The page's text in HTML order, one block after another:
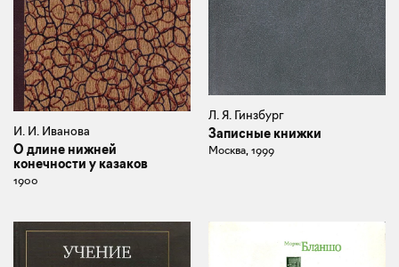
И. И. Иванова
О длине нижней
конечности у казаков
1900
Л. Я. Гинзбург
Записные книжки
Москва, 1999